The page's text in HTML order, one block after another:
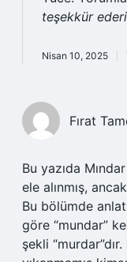
teşekkür
Nisan 10, 2025
Fırat
Bu yazıda
ele alınmış,
Bu bölümde
göre “mundar”
şekli